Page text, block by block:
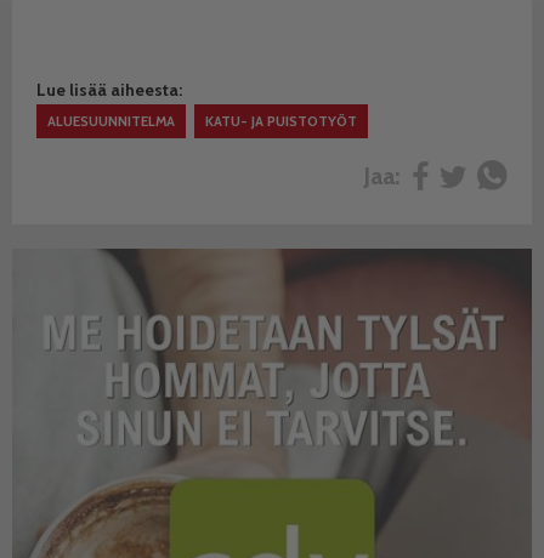
Lue lisää aiheesta:
ALUESUUNNITELMA KATU- JA PUISTOTYÖT
Jaa: